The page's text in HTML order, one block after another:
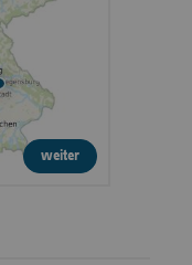
weiter